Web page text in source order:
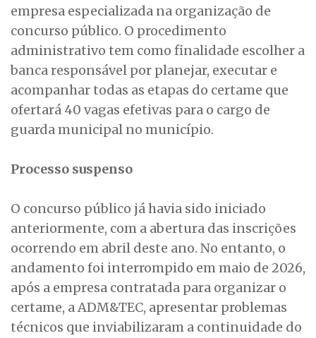
empresa especializada na organização de
concurso público. O procedimento
administrativo tem como finalidade escolher a
banca responsável por planejar, executar e
acompanhar todas as etapas do certame que
ofertará 40 vagas efetivas para o cargo de
guarda municipal no município.
Processo suspenso
O concurso público já havia sido iniciado
anteriormente, com a abertura das inscrições
ocorrendo em abril deste ano. No entanto, o
andamento foi interrompido em maio de 2026,
após a empresa contratada para organizar o
certame, a ADM&TEC, apresentar problemas
técnicos que inviabilizaram a continuidade do